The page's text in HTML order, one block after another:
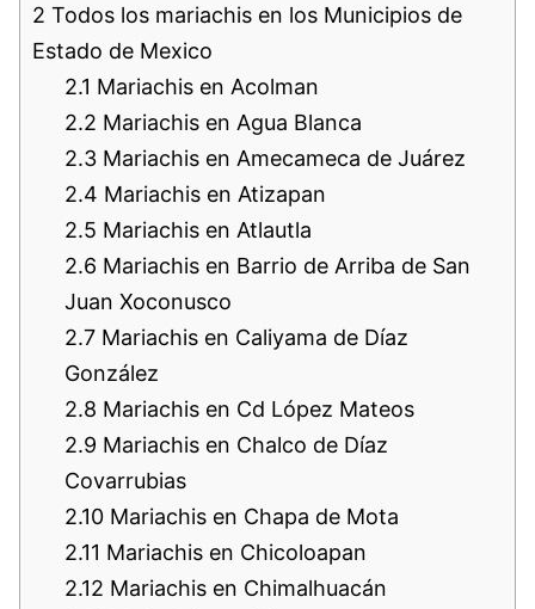
2 Todos los mariachis en los Municipios de
Estado de Mexico
2.1 Mariachis en Acolman
2.2 Mariachis en Agua Blanca
2.3 Mariachis en Amecameca de Juárez
2.4 Mariachis en Atizapan
2.5 Mariachis en Atlautla
2.6 Mariachis en Barrio de Arriba de San
Juan Xoconusco
2.7 Mariachis en Caliyama de Díaz
González
2.8 Mariachis en Cd López Mateos
2.9 Mariachis en Chalco de Díaz
Covarrubias
2.10 Mariachis en Chapa de Mota
2.11 Mariachis en Chicoloapan
2.12 Mariachis en Chimalhuacán